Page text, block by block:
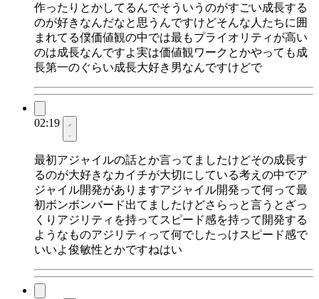
作ったりとかしてるんでそういうのがすごい成長する
のが好きなんだなと思うんですけどそんな人たちに囲
まれてる僕価値観の中では最もプライオリティが高い
のは成長なんですよ実は価値観ワークとかやっても成
長第一のぐらい成長大好き男なんですけどで
02:19
最初アジャイルの話とか言ってましたけどその成長す
るのが大好きなカイチが大切にしている考えの中でア
ジャイル開発がありますアジャイル開発って何って最
初ボンボンバード出てましたけどさらっと言うとざっ
くりアジリティを持ってスピード感を持って開発する
ようなものアジリティって何でしたっけスピード感で
いいよ俊敏性とかですねはい